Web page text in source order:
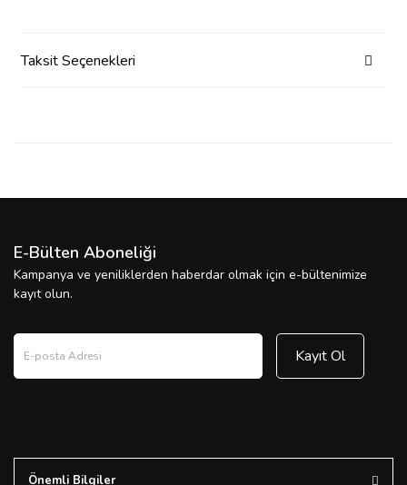
Taksit Seçenekleri
E-Bülten Aboneliği
Kampanya ve yeniliklerden haberdar olmak için e-bültenimize
kayıt olun.
Kayıt Ol
Önemli Bilgiler